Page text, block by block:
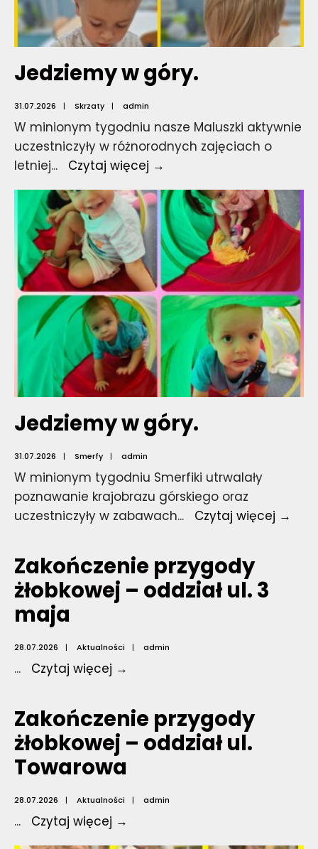
Jedziemy w góry.
31.07.2026 | Skrzaty | admin
W minionym tygodniu nasze Maluszki aktywnie
uczestniczyły w różnorodnych zajęciach o
letniej... Czytaj więcej →
góry.
Jedziemy w góry.
31.07.2026 | Smerfy | admin
W minionym tygodniu Smerfiki utrwalały
poznawanie krajobrazu górskiego oraz
uczestniczyły w zabawach... Czytaj więcej →
Zakończenie przygody
żłobkowej – oddział ul. 3
maja
28.07.2026 | Aktualności | admin
... Czytaj więcej →
żłobkowej
–
oddział
maja
Zakończenie przygody
żłobkowej – oddział ul.
Towarowa
28.07.2026 | Aktualności | admin
... Czytaj więcej →